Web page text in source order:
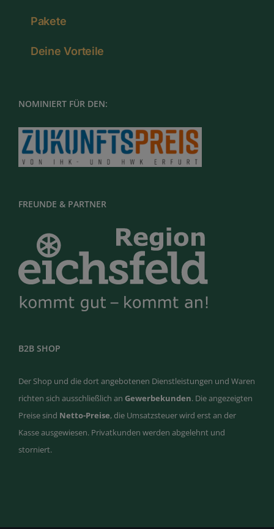
Pakete
Deine Vorteile
NOMINIERT FÜR DEN:
FREUNDE & PARTNER
B2B SHOP
Der Shop und die dort angebotenen Dienstleistungen und Waren
richten sich ausschließlich an Gewerbekunden. Die angezeigten
Preise sind Netto-Preise, die Umsatzsteuer wird erst an der
Kasse ausgewiesen. Privatkunden werden abgelehnt und
storniert.